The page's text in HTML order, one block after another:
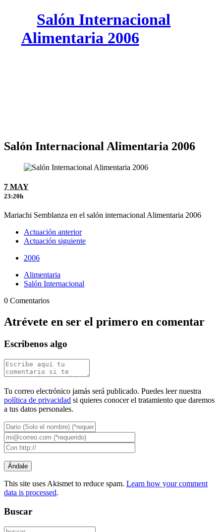
Salón Internacional
Alimentaria 2006
Salón Internacional Alimentaria 2006
7 MAY
23:20h
Mariachi Semblanza en el salón internacional Alimentaria 2006
Actuación anterior
Actuación siguiente
2006
Alimentaria
Salón Internacional
0 Comentarios
Atrévete en ser el primero en comentar
Escribenos algo
Tu correo electrónico jamás será publicado. Puedes leer nuestra
política de privacidad si quieres conocer el tratamiento que daremos
a tus datos personales.
This site uses Akismet to reduce spam. Learn how your comment
data is processed.
Buscar